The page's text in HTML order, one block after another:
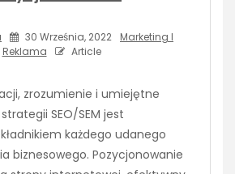
30 Września, 2022
Marketing I
Reklama
Article
zrozumienie i umiejętne
SEO/SEM jest
każdego udanego
biznesowego. Pozycjonowanie